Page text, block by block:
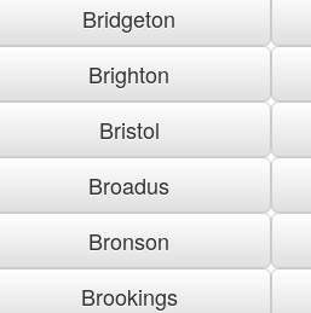
Bridgeton
Brighton
Bristol
Broadus
Bronson
Brookings